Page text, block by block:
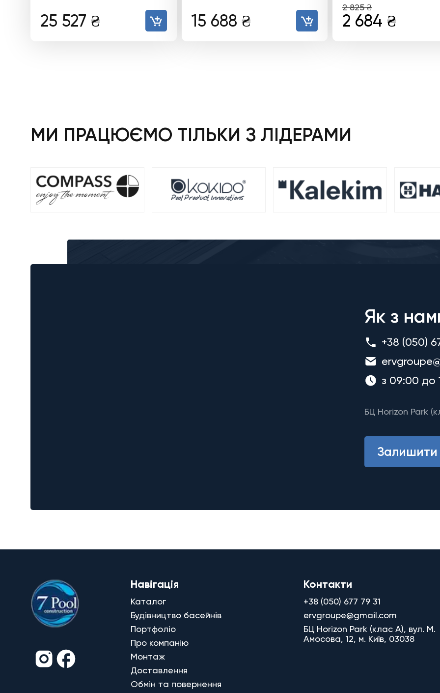
25 527 ₴ 15 688 ₴
2 825₴
2 684 ₴
МИ ПРАЦЮЄМО ТІЛЬКИ З ЛІДЕРАМИ
Як з
+38 (050)
з 09:00 до
БЦ Horizon Park
Залишити
Навігація
Каталог
Будівництво басейнів
Портфоліо
Про компанію
Монтаж
Доставлення
Обмін та повернення
Контакти
+38 (050) 677 79 31
ervgroupe@gmail.com
БЦ Horizon Park (клас A), вул. М.
Амосова, 12, м. Київ, 03038